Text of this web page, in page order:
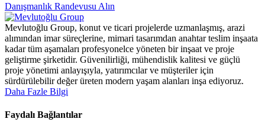
Danışmanlık Randevusu Alın
Mevlutoğlu Group, konut ve ticari projelerde uzmanlaşmış, arazi
alımından imar süreçlerine, mimari tasarımdan anahtar teslim inşaata
kadar tüm aşamaları profesyonelce yöneten bir inşaat ve proje
geliştirme şirketidir. Güvenilirliği, mühendislik kalitesi ve güçlü
proje yönetimi anlayışıyla, yatırımcılar ve müşteriler için
sürdürülebilir değer üreten modern yaşam alanları inşa ediyoruz.
Daha Fazle Bilgi
Faydalı Bağlantılar